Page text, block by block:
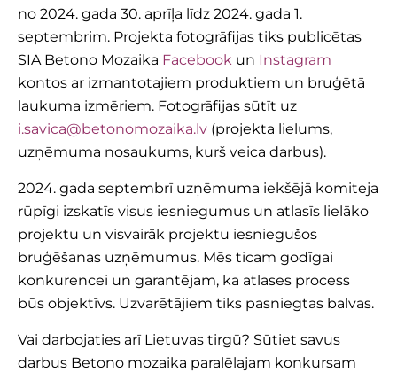
no 2024. gada 30. aprīļa līdz 2024. gada 1.
septembrim. Projekta fotogrāfijas tiks publicētas
SIA Betono Mozaika Facebook un Instagram
kontos ar izmantotajiem produktiem un bruģētā
laukuma izmēriem. Fotogrāfijas sūtīt uz
i.savica@betonomozaika.lv (projekta lielums,
uzņēmuma nosaukums, kurš veica darbus).
2024. gada septembrī uzņēmuma iekšējā komiteja
rūpīgi izskatīs visus iesniegumus un atlasīs lielāko
projektu un visvairāk projektu iesniegušos
bruģēšanas uzņēmumus. Mēs ticam godīgai
konkurencei un garantējam, ka atlases process
būs objektīvs. Uzvarētājiem tiks pasniegtas balvas.
Vai darbojaties arī Lietuvas tirgū? Sūtiet savus
darbus Betono mozaika paralēlajam konkursam